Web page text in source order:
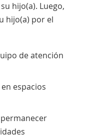
hijo(a). Luego,
hijo(a) por el
de atención
espacios